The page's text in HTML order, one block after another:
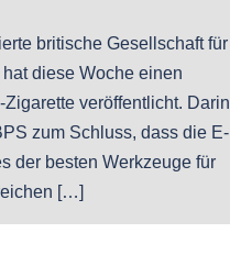
britische Gesellschaft für
diese Woche einen
Zigarette veröffentlicht. Darin
zum Schluss, dass die E-
der besten Werkzeuge für
[…]